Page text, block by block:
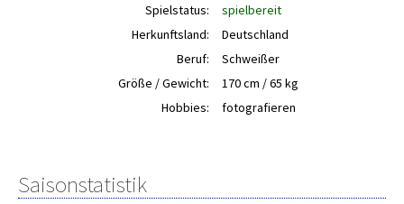
Spielstatus:
spielbereit
Herkunftsland:
Deutschland
Beruf:
Schweißer
Größe / Gewicht:
170 cm / 65 kg
Hobbies:
fotografieren
Saisonstatistik